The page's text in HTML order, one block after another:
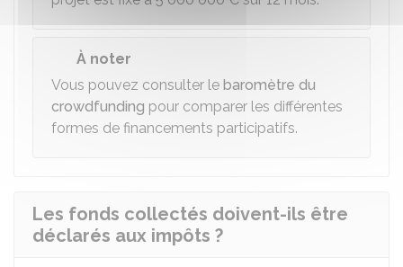
À noter
Vous pouvez consulter le baromètre du
crowdfunding pour comparer les différentes
formes de financements participatifs.
Les fonds collectés doivent-ils être
déclarés aux impôts ?